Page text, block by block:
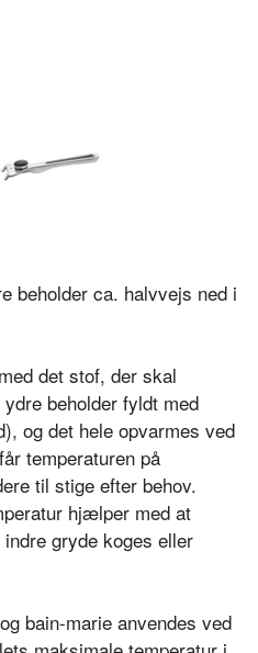
beholder ca. halvvejs ned i
det stof, der skal
beholder fyldt med
og det hele opvarmes ved
temperaturen på
til stige efter behov.
hjælper med at
gryde koges eller
bain-marie anvendes ved